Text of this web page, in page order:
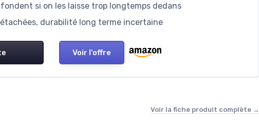
si on les laisse trop longtemps dedans
durabilité long terme incertaine
Voir l'offre
Voir la fiche produit complète →